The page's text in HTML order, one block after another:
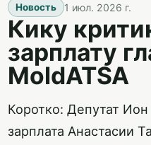
Новость 1 июл. 2026 г.
Кику
зарплату
MoldATSA
Коротко: Депутат Ион
зарплата Анастасии